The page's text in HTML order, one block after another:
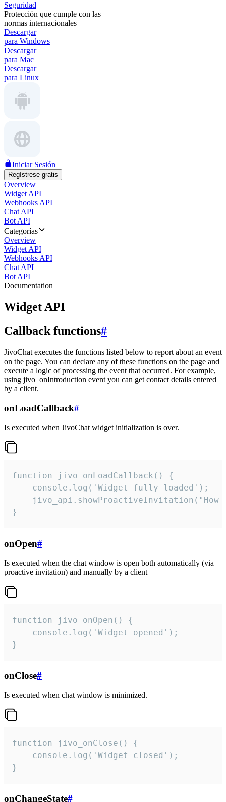
Seguridad
Protección que cumple con las
normas internacionales
Descargar
para Windows
Descargar
para Mac
Descargar
para Linux
Iniciar Sesión
Regístrese gratis
Overview
Widget API
Webhooks API
Chat API
Bot API
Categorías
Overview
Widget API
Webhooks API
Chat API
Bot API
Documentation
Widget API
Callback functions#
JivoChat executes the functions listed below to report about an event
on the page. You can declare any of these functions on the page and
execute a logic of processing the event that occurred. For example,
using jivo_onIntroduction event you can get contact details entered
by a client.
onLoadCallback#
Is executed when JivoChat widget initialization is over.
function jivo_onLoadCallback() {
    console.log('Widget fully loaded');
jivo_api.showProactiveInvitation("How
}
onOpen#
Is executed when the chat window is open both automatically (via
proactive invitation) and manually by a client
function jivo_onOpen() {
    console.log('Widget opened');
}
onClose#
Is executed when chat window is minimized.
function jivo_onClose() {
    console.log('Widget closed');
}
onChangeState#